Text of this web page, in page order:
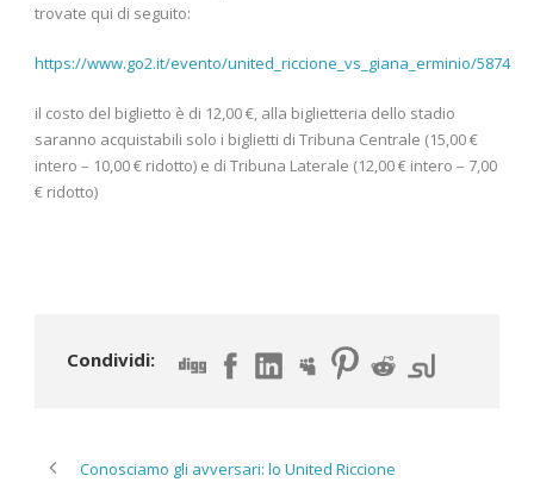
trovate qui di seguito:
https://www.go2.it/evento/united_riccione_vs_giana_erminio/5874
il costo del biglietto è di 12,00 €, alla biglietteria dello stadio
saranno acquistabili solo i biglietti di Tribuna Centrale (15,00 €
intero – 10,00 € ridotto) e di Tribuna Laterale (12,00 € intero – 7,00
€ ridotto)
Condividi:
Conosciamo gli avversari: lo United Riccione